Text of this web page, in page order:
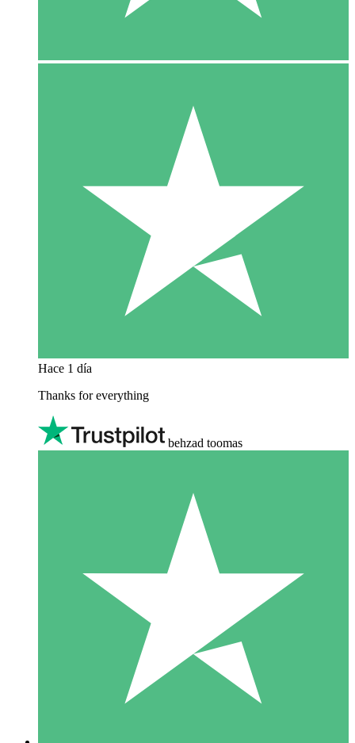
Hace 1 día
Thanks for everything
behzad toomas